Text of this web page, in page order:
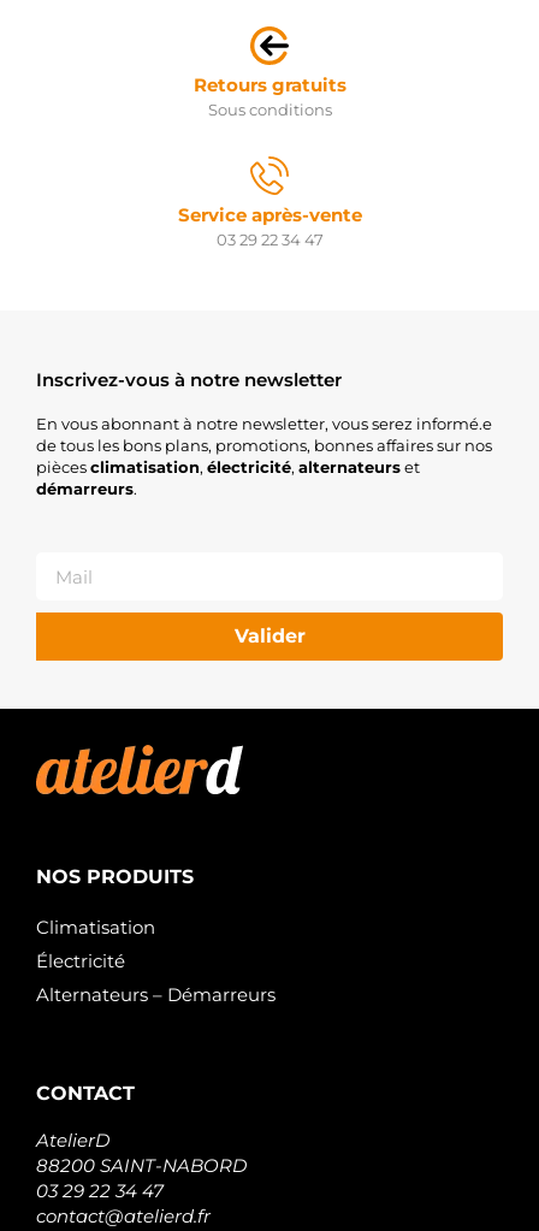
Retours gratuits
Sous conditions
Service après-vente
03 29 22 34 47
Inscrivez-vous à notre newsletter
En vous abonnant à notre newsletter, vous serez informé.e
de tous les bons plans, promotions, bonnes affaires sur nos
piècesclimatisation, électricité, alternateurset
démarreurs.
Valider
NOS PRODUITS
Climatisation
Électricité
Alternateurs – Démarreurs
CONTACT
AtelierD
88200 SAINT-NABORD
03 29 22 34 47
contact@atelierd.fr